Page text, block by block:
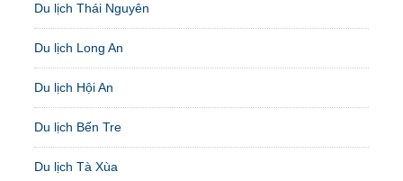
Du lịch Thái Nguyên
Du lịch Long An
Du lịch Hội An
Du lịch Bến Tre
Du lịch Tà Xùa